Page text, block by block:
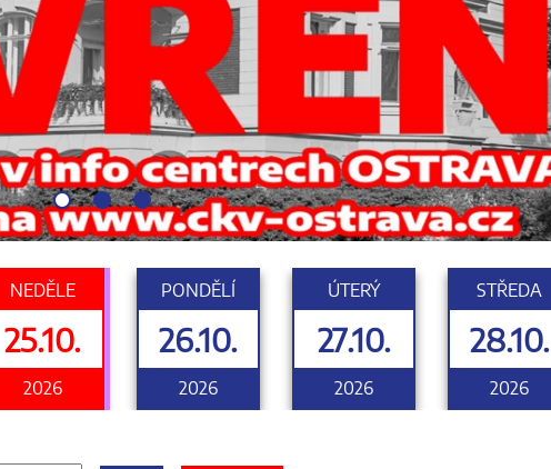
NEDĚLE
25.10.
2026
PONDĚLÍ
26.10.
2026
ÚTERÝ
27.10.
2026
STŘEDA
28.10.
2026